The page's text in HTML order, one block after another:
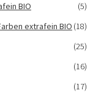
BIO
(5)
extrafein BIO (18)
(25)
(16)
(17)